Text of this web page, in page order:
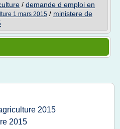
/ demande d emploi en
1 mars 2015 / ministere de
2015
2015